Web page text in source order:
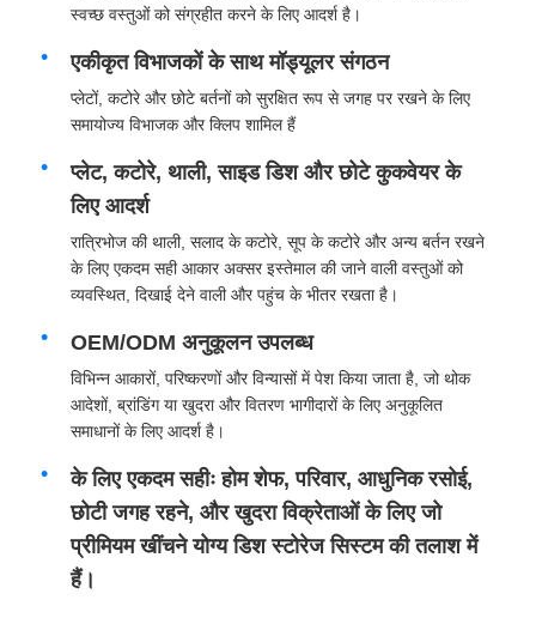
हमारे बारे में
गुणवत्ता नियंत्रण
हमसे संपर्क करें
समाचार
सभी मामलों
एक बोली का अनुरोध
कैबिनेट दरवाजा टिका
स्वच्छ वस्तुओं को संग्रहीत करने के लिए आदर्श है।
एकीकृत विभाजकों के साथ मॉड्यूलर संगठन
प्लेटों, कटोरे और छोटे बर्तनों को सुरक्षित रूप से जगह पर रखने के लिए
समायोज्य विभाजक और क्लिप शामिल हैं
प्लेट, कटोरे, थाली, साइड डिश और छोटे कुकवेयर के
लिए आदर्श
रात्रिभोज की थाली, सलाद के कटोरे, सूप के कटोरे और अन्य बर्तन रखने
के लिए एकदम सही आकार अक्सर इस्तेमाल की जाने वाली वस्तुओं को
व्यवस्थित, दिखाई देने वाली और पहुंच के भीतर रखता है।
OEM/ODM अनुकूलन उपलब्ध
विभिन्न आकारों, परिष्करणों और विन्यासों में पेश किया जाता है, जो थोक
आदेशों, ब्रांडिंग या खुदरा और वितरण भागीदारों के लिए अनुकूलित
समाधानों के लिए आदर्श है।
के लिए एकदम सहीः होम शेफ, परिवार, आधुनिक रसोई,
छोटी जगह रहने, और खुदरा विक्रेताओं के लिए जो
प्रीमियम खींचने योग्य डिश स्टोरेज सिस्टम की तलाश में
हैं।